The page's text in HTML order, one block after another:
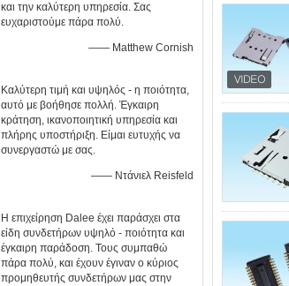
και την καλύτερη υπηρεσία. Σας
ευχαριστούμε πάρα πολύ.
—— Matthew Cornish
Καλύτερη τιμή και υψηλός - η ποιότητα,
αυτό με βοήθησε πολλή. Έγκαιρη
κράτηση, ικανοποιητική υπηρεσία και
πλήρης υποστήριξη. Είμαι ευτυχής να
συνεργαστώ με σας.
—— Ντάνιελ Reisfeld
Η επιχείρηση Dalee έχει παράσχει στα
είδη συνδετήρων υψηλό - ποιότητα και
έγκαιρη παράδοση. Τους συμπαθώ
πάρα πολύ, και έχουν έγιναν ο κύριος
προμηθευτής συνδετήρων μας στην